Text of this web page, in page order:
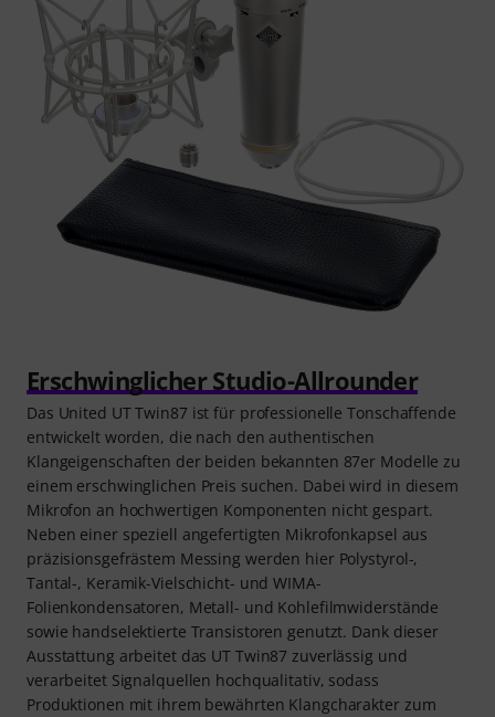
Erschwinglicher Studio-Allrounder
Das United UT Twin87 ist für professionelle Tonschaffende
entwickelt worden, die nach den authentischen
Klangeigenschaften der beiden bekannten 87er Modelle zu
einem erschwinglichen Preis suchen. Dabei wird in diesem
Mikrofon an hochwertigen Komponenten nicht gespart.
Neben einer speziell angefertigten Mikrofonkapsel aus
präzisionsgefrästem Messing werden hier Polystyrol-,
Tantal-, Keramik-Vielschicht- und WIMA-
Folienkondensatoren, Metall- und Kohlefilmwiderstände
sowie handselektierte Transistoren genutzt. Dank dieser
Ausstattung arbeitet das UT Twin87 zuverlässig und
verarbeitet Signalquellen hochqualitativ, sodass
Produktionen mit ihrem bewährten Klangcharakter zum